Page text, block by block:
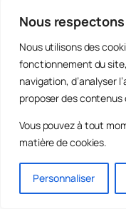
Nous
Nous utilisons des
fonctionnement du
navigation, d’analyser
proposer des
Vous pouvez à tout
matière de cookies.
Personnaliser
Lire la
Les